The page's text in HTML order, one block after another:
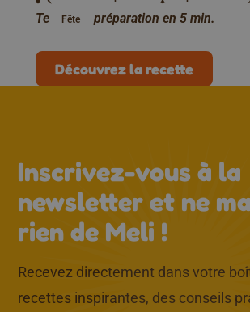
Temps de préparation en 5 min.
Découvrez la recette
Fête
Inscrivez-vous à la
newsletter et ne
rien de Meli !
Recevez directement dans votre
recettes inspirantes, des conseils